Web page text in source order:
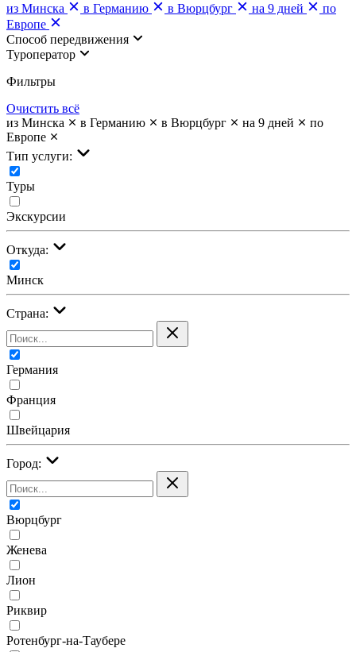
из Минска
в Германию в Вюрцбург на 9 дней
по
Европе
Cпособ передвижения
Туроператор
Фильтры
Очистить всё
из Минска
в Германию в Вюрцбург на 9 дней
по
Европе
Тип услуги:
Туры
Экскурсии
Откуда:
Минск
Страна:
Германия
Франция
Швейцария
Город:
Вюрцбург
Женева
Лион
Риквир
Ротенбург-на-Таубере